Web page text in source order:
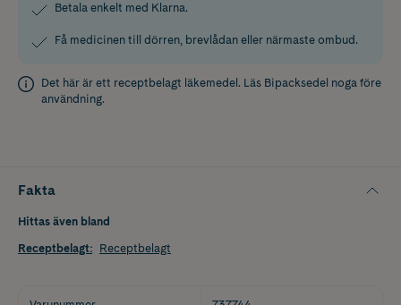
Betala enkelt med Klarna.
Få medicinen till dörren, brevlådan eller närmaste ombud.
Det här är ett receptbelagt läkemedel. Läs Bipacksedel noga före
användning.
Fakta
Hittas även bland
Receptbelagt: Receptbelagt